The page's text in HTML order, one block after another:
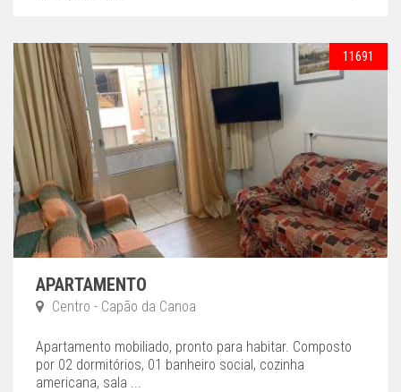
11691
APARTAMENTO
Centro - Capão da Canoa
Apartamento mobiliado, pronto para habitar. Composto
por 02 dormitórios, 01 banheiro social, cozinha
americana, sala ...